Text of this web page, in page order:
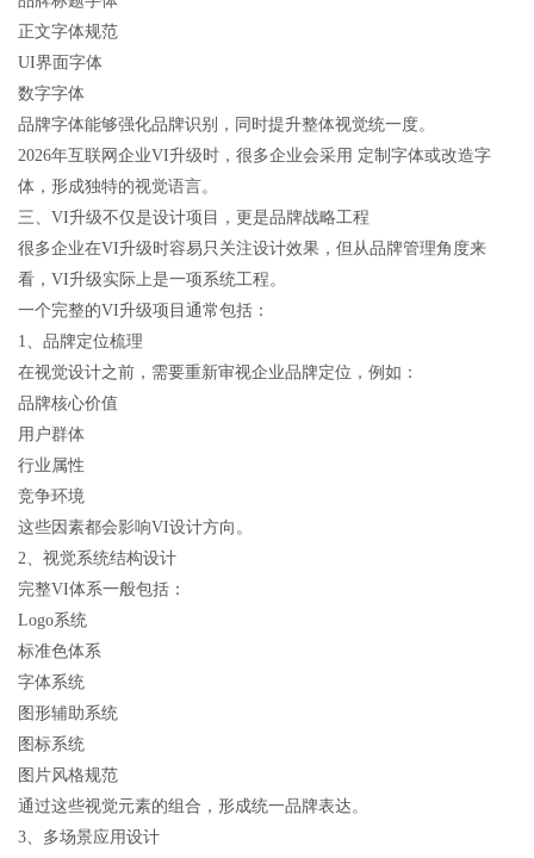
正文字体规范
UI界面字体
数字字体
品牌字体能够强化品牌识别，同时提升整体视觉统一度。
2026年互联网企业VI升级时，很多企业会采用 定制字体或改造字
体，形成独特的视觉语言。
三、VI升级不仅是设计项目，更是品牌战略工程
很多企业在VI升级时容易只关注设计效果，但从品牌管理角度来
看，VI升级实际上是一项系统工程。
一个完整的VI升级项目通常包括：
1、品牌定位梳理
在视觉设计之前，需要重新审视企业品牌定位，例如：
品牌核心价值
用户群体
行业属性
竞争环境
这些因素都会影响VI设计方向。
2、视觉系统结构设计
完整VI体系一般包括：
Logo系统
标准色体系
字体系统
图形辅助系统
图标系统
图片风格规范
通过这些视觉元素的组合，形成统一品牌表达。
3、多场景应用设计